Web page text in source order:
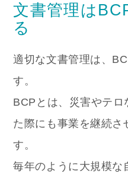
文書管理は
る
適切な文書管理は、
す。
BCPとは、災害やテロ
た際にも事業を継続さ
す。
毎年のように大規模な